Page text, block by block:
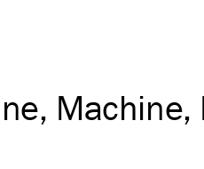
Machine